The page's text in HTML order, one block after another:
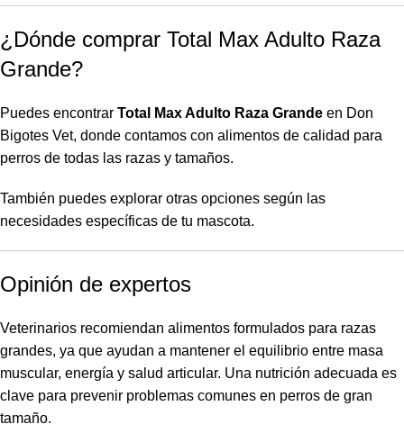
¿Dónde comprar Total Max Adulto Raza
Grande?
Puedes encontrar Total Max Adulto Raza Grande en Don
Bigotes Vet, donde contamos con alimentos de calidad para
perros de todas las razas y tamaños.
También puedes explorar otras opciones según las
necesidades específicas de tu mascota.
Opinión de expertos
Veterinarios recomiendan alimentos formulados para razas
grandes, ya que ayudan a mantener el equilibrio entre masa
muscular, energía y salud articular. Una nutrición adecuada es
clave para prevenir problemas comunes en perros de gran
tamaño.